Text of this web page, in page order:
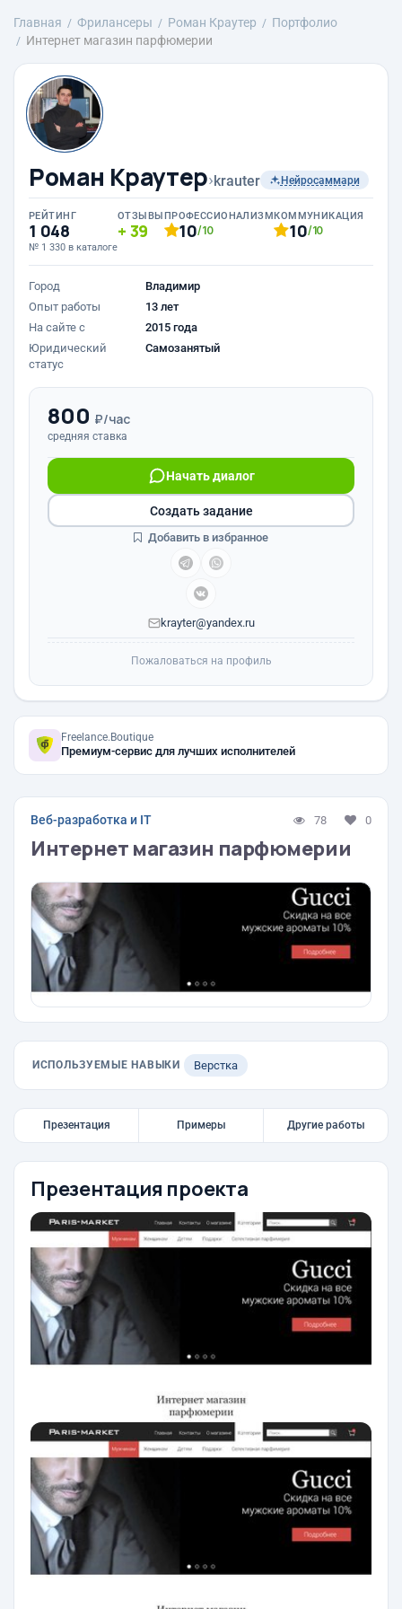
Главная Фрилансеры Роман Краутер
Портфолио
Интернет магазин парфюмерии
Роман Краутер›krauter Нейросаммари
РЕЙТИНГ
1 048
№ 1 330 в каталоге
ОТЗЫВЫ
39
ПРОФЕССИОНАЛИЗМ
10/10
КОММУНИКАЦИЯ
10/10
Город
Владимир
Опыт работы
13 лет
На сайте с
2015 года
Юридический
статус
Самозанятый
800 ₽/час
средняя ставка
Начать диалог
krayter@yandex.ru
Создать задание
Добавить в избранное
Пожаловаться на профиль
Freelance.Boutique
Премиум-сервис для лучших исполнителей
Веб-разработка и IT 78 0
Интернет магазин парфюмерии
ИСПОЛЬЗУЕМЫЕ НАВЫКИ Верстка
Презентация Примеры Другие работы
Презентация проекта